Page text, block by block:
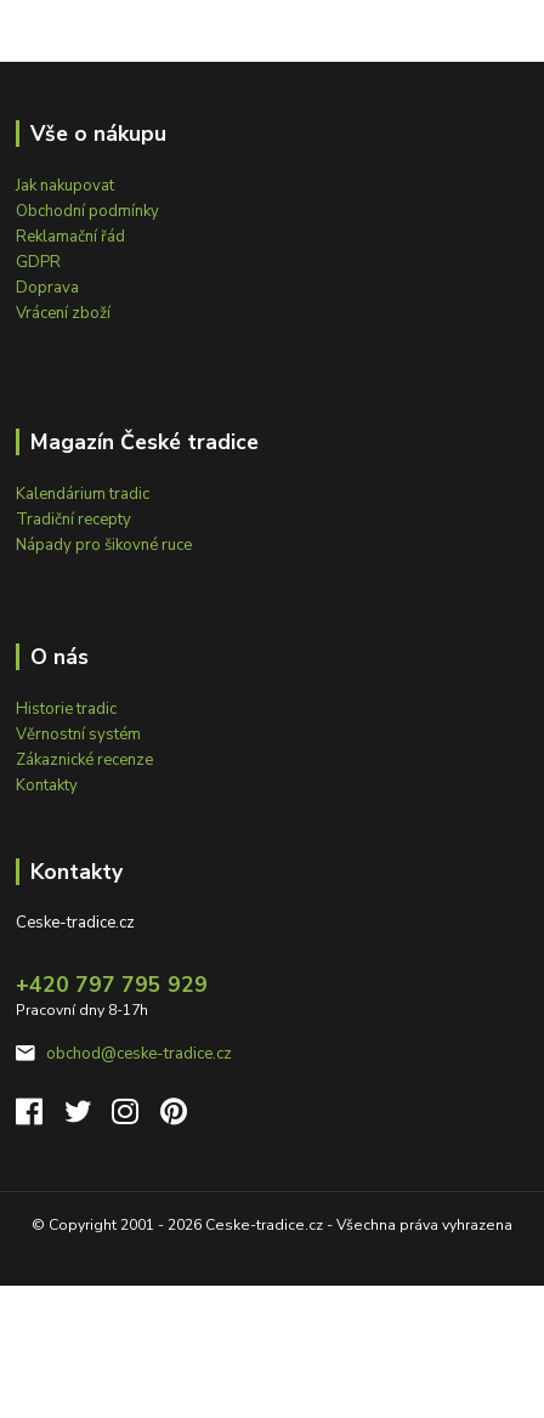
Vše o nákupu
Jak nakupovat
Obchodní podmínky
Reklamační řád
GDPR
Doprava
Vrácení zboží
Magazín České tradice
Kalendárium tradic
Tradiční recepty
Nápady pro šikovné ruce
O nás
Historie tradic
Věrnostní systém
Zákaznické recenze
Kontakty
Kontakty
Ceske-tradice.cz
+420 797 795 929
Pracovní dny 8-17h
obchod@ceske-tradice.cz
© Copyright 2001 - 2026 Ceske-tradice.cz - Všechna práva vyhrazena